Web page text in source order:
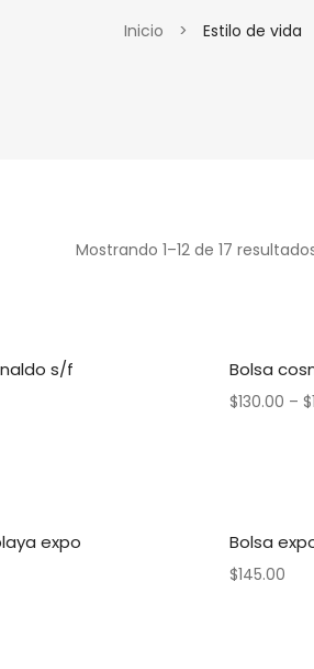
Inicio > Estilo de vida
Mostrando 1–12 de 17
s/f Bolsa
$130.00 – $
expo Bolsa
$145.00